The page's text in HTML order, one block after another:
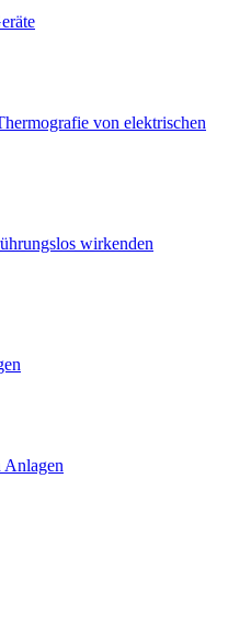
von elektrischen
wirkenden
Anlagen